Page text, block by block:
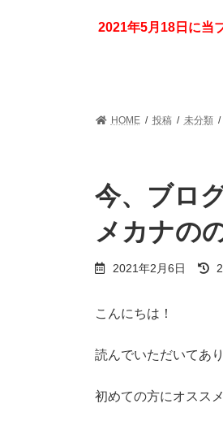
2021年5月18日に当
HOME 投稿 未分類
今、ブロ
メカナの
2021年2月6日
:
こんにちは！
読んでいただいてあ
初めての方にオスス